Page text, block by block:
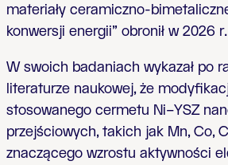
materiały ceramiczno-
konwersji energii” obronił w 2026 r.
W swoich badaniach wykazał po
literaturze naukowej, że
stosowanego cermetu Ni–YSZ
przejściowych, takich jak Mn, Co,
znaczącego wzrostu aktywności